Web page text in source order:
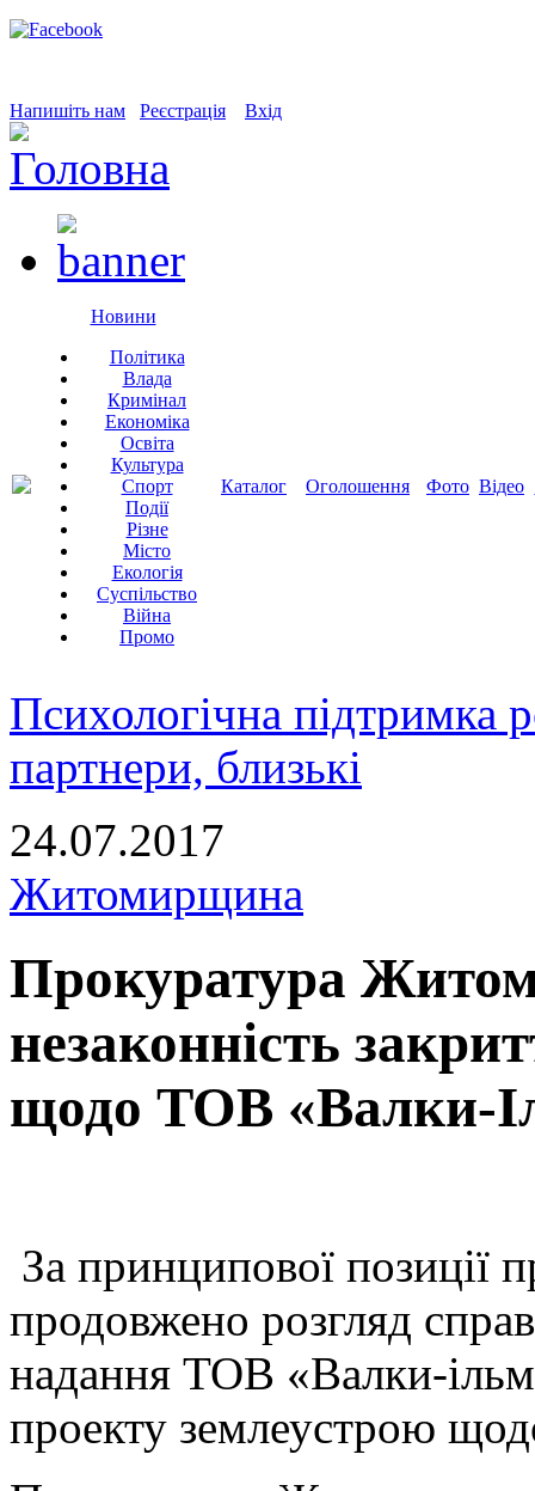
Напишіть нам Реєстрація Вхід
Новини
Політика
Влада
Кримінал
Економіка
Освіта
Культура
Спорт
Події
Різне
Місто
Екологія
Суспільство
Війна
Промо
Каталог Оголошення Фото Відео
Психологічна підтримка
партнери, близькі
24.07.2017
Житомирщина
Прокуратура
незаконність
щодо ТОВ «Валки-
За принципової
продовжено розгляд
надання ТОВ «Валки-
проекту землеустрою